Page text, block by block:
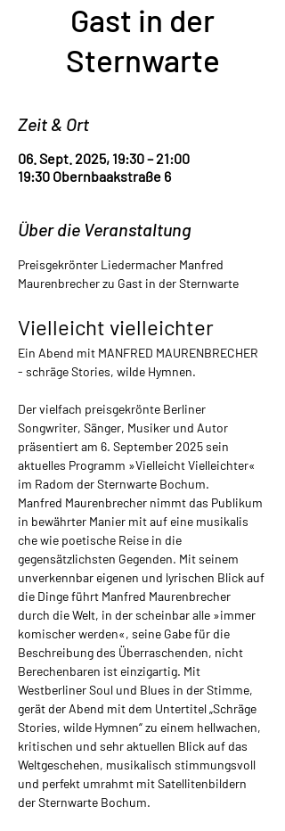
Gast in der
Sternwarte
Zeit & Ort
06. Sept. 2025, 19:30 – 21:00
19:30 Obernbaakstraße 6
Über die Veranstaltung
Preisgekrönter Liedermacher Manfred
Maurenbrecher zu Gast in der Sternwarte
Vielleicht vielleichter
Ein Abend mit MANFRED MAURENBRECHER
- schräge Stories, wilde Hymnen.
Der vielfach preisgekrönte Berliner
Songwriter, Sänger, Musiker und Autor
präsentiert am 6. September 2025 sein
aktuelles Programm »Vielleicht Vielleichter«
im Radom der Sternwarte Bochum.
Manfred Maurenbrecher nimmt das Publikum
in bewährter Manier mit auf eine musikalis
che wie poetische Reise in die
gegensätzlichsten Gegenden. Mit seinem
unverkennbar eigenen und lyrischen Blick auf
die Dinge führt Manfred Maurenbrecher
durch die Welt, in der scheinbar alle »immer
komischer werden«, seine Gabe für die
Beschreibung des Überraschenden, nicht
Berechenbaren ist einzigartig. Mit
Westberliner Soul und Blues in der Stimme,
gerät der Abend mit dem Untertitel „Schräge
Stories, wilde Hymnen“ zu einem hellwachen,
kritischen und sehr aktuellen Blick auf das
Weltgeschehen, musikalisch stimmungsvoll
und perfekt umrahmt mit Satellitenbildern
der Sternwarte Bochum.